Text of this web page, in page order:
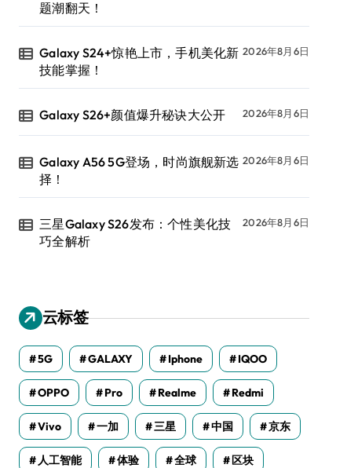
题潮翻天！
Galaxy S24+惊艳上市，手机美化新
技能掌握！
2026年8月6日
Galaxy S26+颜值爆升秘诀大公开 2026年8月6日
Galaxy A56 5G登场，时尚旗舰新选
择！
2026年8月6日
三星Galaxy S26发布：个性美化技
巧全解析
2026年8月6日
云标签
5G GALAXY Iphone IQOO
OPPO Pro Realme Redmi
Vivo 一加 三星 中国 京东
人工智能 体验 全球 区块